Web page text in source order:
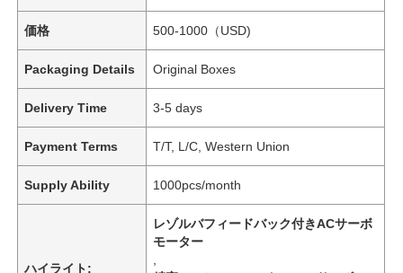
価格 500-1000（USD)
Packaging Details Original Boxes
Delivery Time 3-5 days
Payment Terms T/T, L/C, Western Union
Supply Ability 1000pcs/month
ハイライト:
レゾルバフィードバック付きACサーボ
モーター